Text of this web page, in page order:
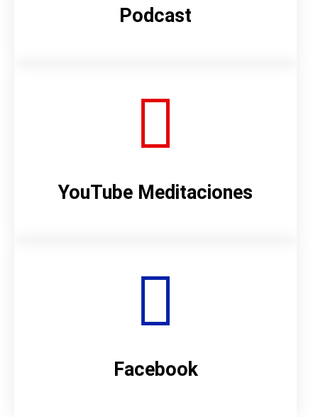
Podcast
YouTube Meditaciones
Facebook